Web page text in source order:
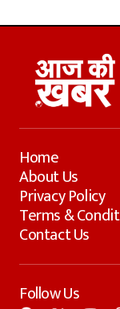
Home
About Us
Privacy Policy
Terms &
Contact Us
Follow Us